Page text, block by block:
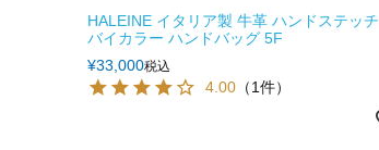
HALEINE イタリア製 牛革 ハンドステッチ
バイカラー ハンドバッグ 5F
¥33,000税込
4.00 （1件）